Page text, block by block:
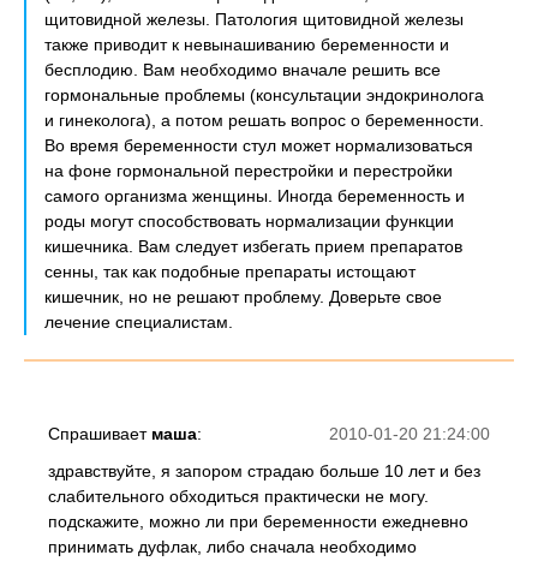
щитовидной железы. Патология щитовидной железы
также приводит к невынашиванию беременности и
бесплодию. Вам необходимо вначале решить все
гормональные проблемы (консультации эндокринолога
и гинеколога), а потом решать вопрос о беременности.
Во время беременности стул может нормализоваться
на фоне гормональной перестройки и перестройки
самого организма женщины. Иногда беременность и
роды могут способствовать нормализации функции
кишечника. Вам следует избегать прием препаратов
сенны, так как подобные препараты истощают
кишечник, но не решают проблему. Доверьте свое
лечение специалистам.
2010-01-20 21:24:00
Спрашивает маша:
здравствуйте, я запором страдаю больше 10 лет и без
слабительного обходиться практически не могу.
подскажите, можно ли при беременности ежедневно
принимать дуфлак, либо сначала необходимо